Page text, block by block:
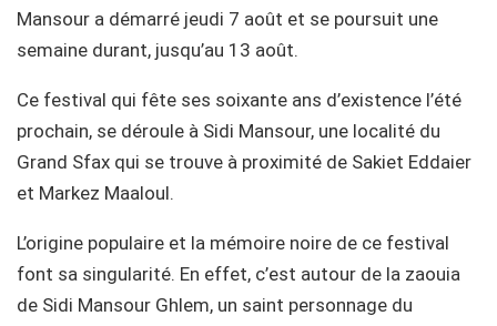
Mansour a démarré jeudi 7 août et se poursuit une
semaine durant, jusqu’au 13 août.
Ce festival qui fête ses soixante ans d’existence l’été
prochain, se déroule à Sidi Mansour, une localité du
Grand Sfax qui se trouve à proximité de Sakiet Eddaier
et Markez Maaloul.
L’origine populaire et la mémoire noire de ce festival
font sa singularité. En effet, c’est autour de la zaouia
de Sidi Mansour Ghlem, un saint personnage du